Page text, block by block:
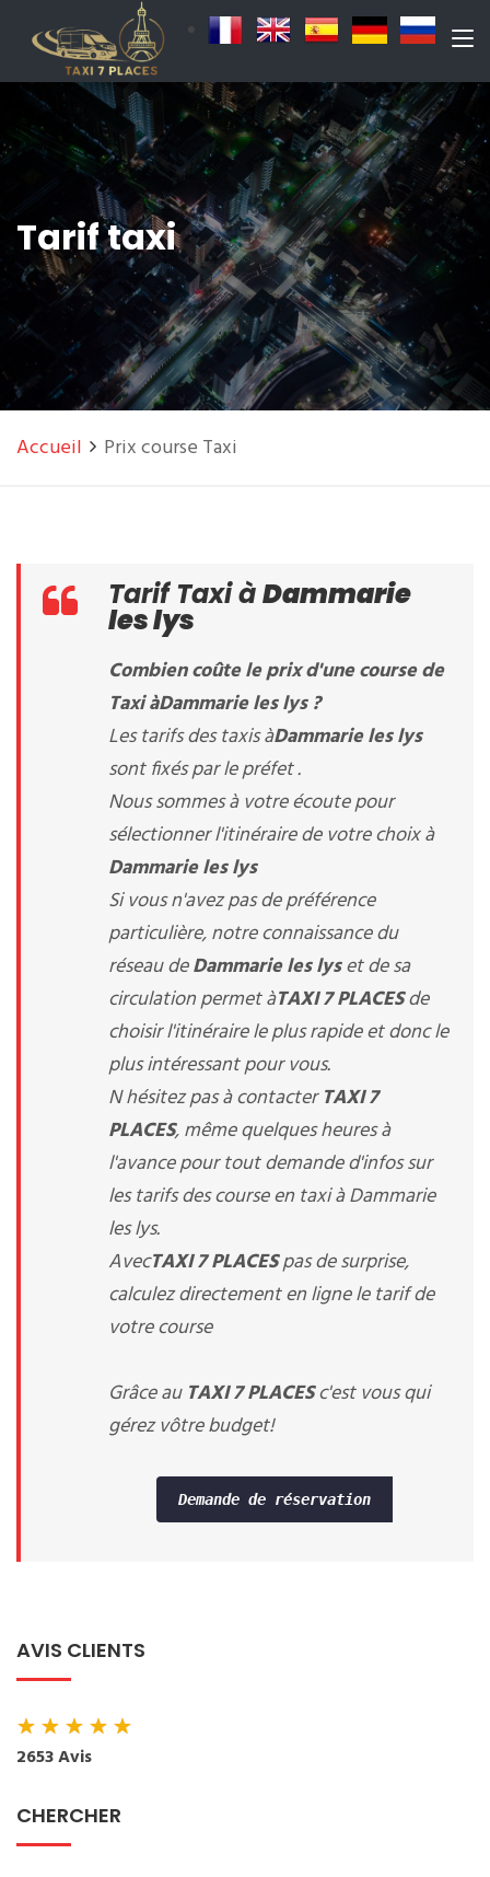
Tarif taxi
Accueil Prix course Taxi
Tarif Taxi àDammarie
les lys
Combien coûte le prix d'une course de
Taxi àDammarie les lys?
Les tarifs des taxis àDammarie les lys
sont fixés par le préfet .
Nous sommes à votre écoute pour
sélectionner l'itinéraire de votre choix à
Dammarie les lys
Si vous n'avez pas de préférence
particulière, notre connaissance du
réseau deDammarie les lyset de sa
circulation permet àTAXI 7 PLACESde
choisir l'itinéraire le plus rapide et donc le
plus intéressant pour vous.
N hésitez pas à contacterTAXI 7
PLACES, même quelques heures à
l'avance pour tout demande d'infos sur
les tarifs des course en taxi à Dammarie
les lys.
AvecTAXI 7 PLACESpas de surprise,
calculez directement en ligne le tarif de
votre course
Grâce au TAXI 7 PLACESc'est vous qui
gérez vôtre budget!
Demande de réservation
AVIS CLIENTS
★★★★★
2653 Avis
CHERCHER